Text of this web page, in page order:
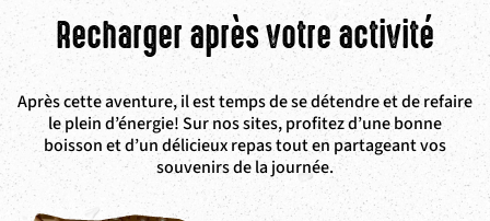
Recharger après votre activité
Après cette aventure, il est temps de se détendre et de refaire
le plein d’énergie! Sur nos sites, profitez d’une bonne
boisson et d’un délicieux repas tout en partageant vos
souvenirs de la journée.